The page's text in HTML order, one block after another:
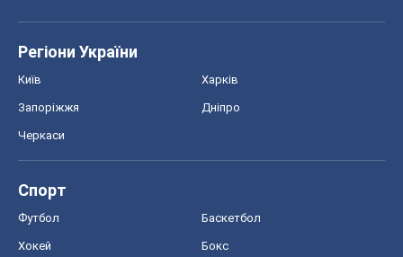
Регіони України
Київ Харків
Запоріжжя Дніпро
Черкаси
Спорт
Футбол Баскетбол
Хокей Бокс